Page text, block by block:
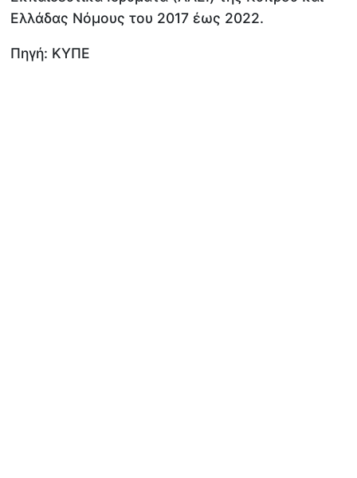
Ελλάδας Νόμους του 2017 έως 2022.
Πηγή: ΚΥΠΕ